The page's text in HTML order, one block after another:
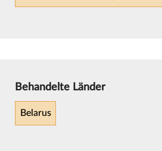
Behandelte Länder
Belarus